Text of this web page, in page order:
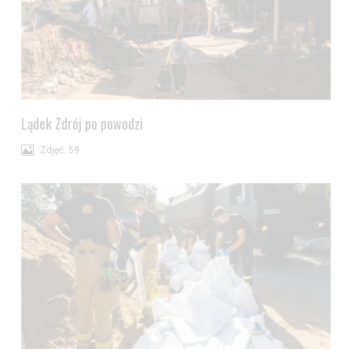
Wyrażam zgodę i przechodzę do serwisu
Lądek Zdrój po powodzi
Zdjęć: 59